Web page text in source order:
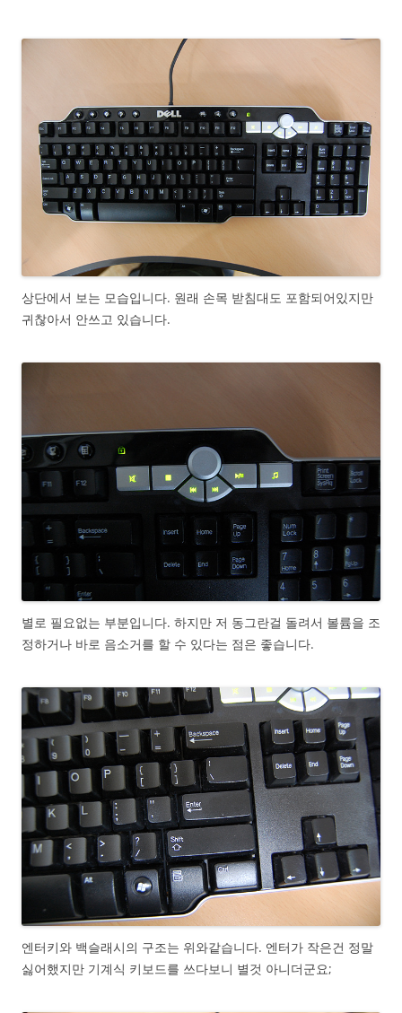
상단에서 보는 모습입니다. 원래 손목 받침대도 포함되어있지만
귀찮아서 안쓰고 있습니다.
별로 필요없는 부분입니다. 하지만 저 동그란걸 돌려서 볼륨을 조
정하거나 바로 음소거를 할 수 있다는 점은 좋습니다.
엔터키와 백슬래시의 구조는 위와같습니다. 엔터가 작은건 정말
싫어했지만 기계식 키보드를 쓰다보니 별것 아니더군요;